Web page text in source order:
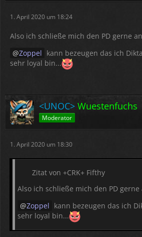
1. April 2020 um 18:24
Also ich schließe mich den PD gerne
Zoppel kann bezeugen das ich
sehr loyal bin...
<UNOC> Wuestenfuchs
Moderator
1. April 2020 um 18:30
Zitat von +CRK+ Fifthy
Also ich schließe mich den PD gerne
Zoppel kann bezeugen das ich
sehr loyal bin...